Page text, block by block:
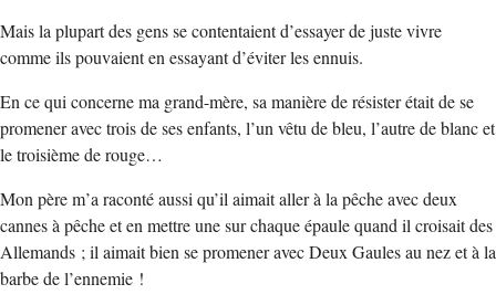
Mais la plupart des gens se contentaient d’essayer de juste vivre
comme ils pouvaient en essayant d’éviter les ennuis.
En ce qui concerne ma grand-mère, sa manière de résister était de se
promener avec trois de ses enfants, l’un vêtu de bleu, l’autre de blanc et
le troisième de rouge…
Mon père m’a raconté aussi qu’il aimait aller à la pêche avec deux
cannes à pêche et en mettre une sur chaque épaule quand il croisait des
Allemands ; il aimait bien se promener avec Deux Gaules au nez et à la
barbe de l’ennemie !